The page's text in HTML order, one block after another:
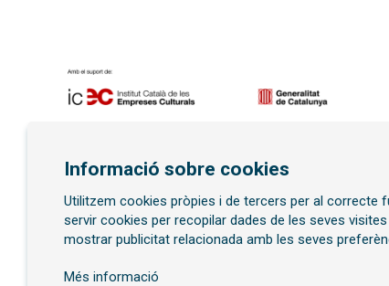
Subscriu-te al
Informació sobre cookies
Utilitzem cookies pròpies i de tercers per al correcte
servir cookies per recopilar dades de les seves
mostrar publicitat relacionada amb les seves
Més informació